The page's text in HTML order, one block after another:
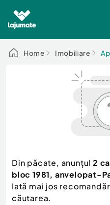
Alege categoria
Auto, moto si
Electronice si
Mama si copilul
Moda si frumusete
Sport, timp liber, arta
Auto, moto si
Scutere - ATV - UTV
Autoutilitare
Ambarcatiuni
Camioane - Rulote -
Home Imobiliare
Din păcate, anunțul 2
bloc 1981, anvelopat-
Iată mai jos
căutarea.